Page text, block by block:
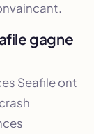
gagne
Seafile ont